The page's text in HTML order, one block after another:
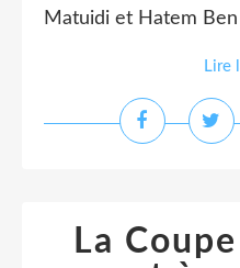
Matuidi et Hatem
Lire
La